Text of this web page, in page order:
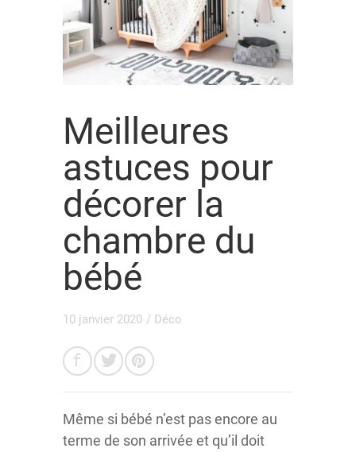
Meilleures
astuces pour
décorer la
chambre du
bébé
10 janvier 2020 / Déco
Même si bébé n’est pas encore au
terme de son arrivée et qu’il doit